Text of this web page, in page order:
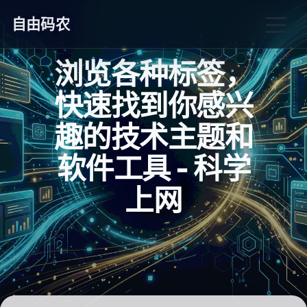
自由码农
浏览各种标签，
快速找到你感兴
趣的技术主题和
软件工具 - 科学
上网
_